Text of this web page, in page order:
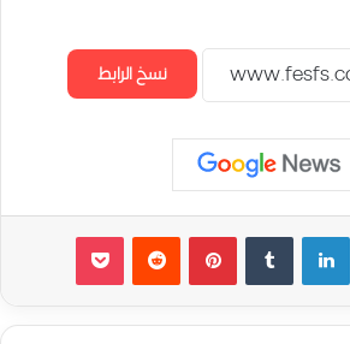
نسخ الرابط
لينكدإن بينتيريست